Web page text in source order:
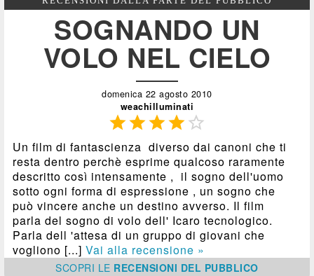
SOGNANDO UN
VOLO NEL CIELO
domenica 22 agosto 2010
weachilluminati

Un film di fantascienza diverso dai canoni che ti
resta dentro perchè esprime qualcoso raramente
descritto così intensamente , il sogno dell'uomo
sotto ogni forma di espressione , un sogno che
può vincere anche un destino avverso. Il film
parla del sogno di volo dell' Icaro tecnologico.
Parla dell 'attesa di un gruppo di giovani che
vogliono [...]Vai alla recensione »
SCOPRI LE RECENSIONI DEL PUBBLICO